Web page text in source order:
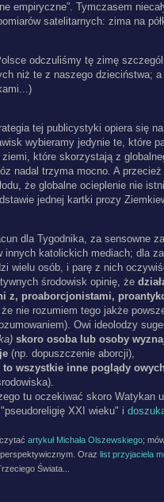
empiryczne”. Tymczasem
satelitarnych: zima na
odczuliśmy tę zimę
niż te z naszego dzieciństwa;
tej publicystyki opiera się
wybieramy jedynie te, które
ziemi, które skorzystają z
nadal trzyma mocno. A
że globalne ocieplenie nie
jednej kartki prozy
dla Tygodnika, za sensowne
innych katolickich mediach; dla
wielu osób, i parę z nich
środowisk opinię, że
z, proaborcjonistami,
nie rozumiem tego jakże
Owi ideolodzy
skoro osoba lub osoby
(np. dopuszczenie aborcji),
to wszystkie inne poglądy
tu oczekiwać skoro Watykan
XXI wieku" i
artykuł Michała Olszewskiego;
Oraz list przyjaciela
Świata...